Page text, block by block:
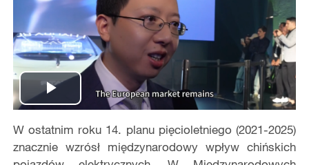
Play
Video
W ostatnim roku 14. planu pięcioletniego (2021-2025)
znacznie wzrósł międzynarodowy wpływ chińskich